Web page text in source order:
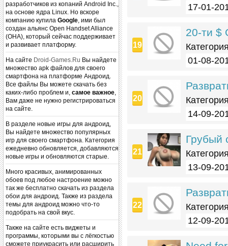
разработчиков из копаний Android Inc.,
на основе ядра Linux. Но вскоре
компанию купила Google, ими был
создан альянс Open Handset Alliance
(OHA), который сейчас поддерживает
и развивает платформу.
На сайте Droid-Games.Ru Вы найдете
множество apk файлов для своего
смартфона на платформе Андроид.
Все файлы Вы можете скачать без
каких-либо проблем и, самое важное,
Вам даже не нужно регистрироваться
на сайте.
В разделе новые игры для андроид,
Вы найдете множество популярных
игр для своего смартфона. Категория
ежедневно обновляется, добавляются
новые игры и обновляются старые.
Много красивых, анимированных
обоев под любое настроение можно
так же бесплатно скачать из раздела
обои для андроид. Также из раздела
темы для андроид можно что-то
подобрать на свой вкус.
Также на сайте есть виджеты и
программы, которыми вы с лёгкостью
сможете приукрасить или расширить
17-01-
20-ти $
01-08-
14-09-
Грубый
13-09-
12-09-